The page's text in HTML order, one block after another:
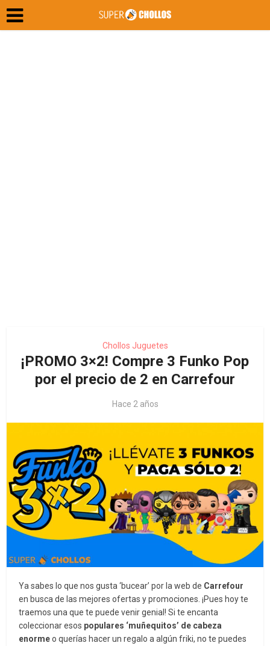
Chollos Juguetes
¡PROMO 3×2! Compre 3 Funko Pop
por el precio de 2 en Carrefour
Hace 2 años
Ya sabes lo que nos gusta ‘bucear’ por la web de Carrefour
en busca de las mejores ofertas y promociones. ¡Pues hoy te
traemos una que te puede venir genial! Si te encanta
coleccionar esos populares ‘muñequitos’ de cabeza
enormeo querías hacer un regalo a algún friki, no te puedes